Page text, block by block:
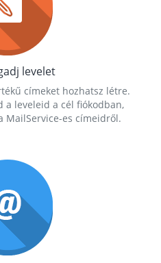
levelet
címeket hozhatsz létre.
a leveleid a cél fiókodban,
MailService-es címeidről.